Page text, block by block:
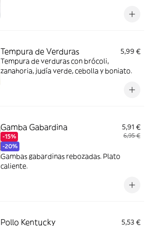
Tempura de Verduras
5,99 €
Tempura de verduras con brócoli,
zanahoria, judía verde, cebolla y boniato.
Gamba Gabardina
-15%
-20%
5,91 €
6,95 €
Gambas gabardinas rebozadas. Plato
caliente.
Pollo Kentucky 5,53 €